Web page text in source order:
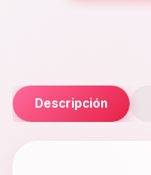
Descripción